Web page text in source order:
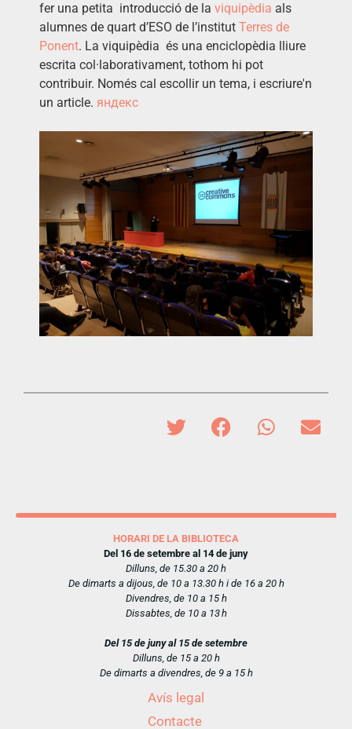
fer una petita introducció de la viquipèdia als
alumnes de quart d’ESO de l’institut Terres de
Ponent. La viquipèdia és una enciclopèdia lliure
escrita col·laborativament, tothom hi pot
contribuir. Només cal escollir un tema, i escriure'n
un article. яндекс
HORARI DE LA BIBLIOTECA
Del 16 de setembre al 14 de juny
Dilluns, de 15.30 a 20 h
De dimarts a dijous, de 10 a 13.30 h i de 16 a 20 h
Divendres, de 10 a 15 h
Dissabtes, de 10 a 13 h
Del 15 de juny al 15 de setembre
Dilluns, de 15 a 20 h
De dimarts a divendres, de 9 a 15 h
Avís legal
Contacte